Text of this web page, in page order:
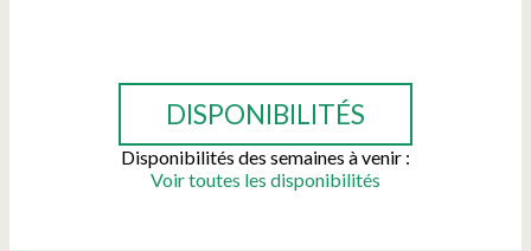
DISPONIBILITÉS
Disponibilités des semaines à venir :
Voir toutes les disponibilités